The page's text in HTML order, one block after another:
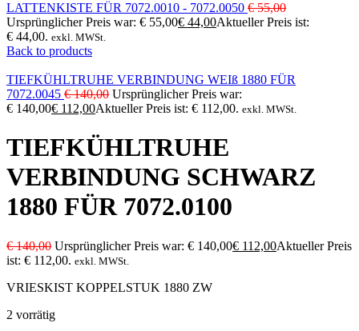
LATTENKISTE FÜR 7072.0010 - 7072.0050 €55,00
Ursprünglicher Preis war: € 55,00€ 44,00Aktueller Preis ist:
€ 44,00. exkl. MWSt.
Back to products
TIEFKÜHLTRUHE VERBINDUNG WEIß 1880 FÜR
7072.0045 €140,00 Ursprünglicher Preis war:
€ 140,00€ 112,00Aktueller Preis ist: € 112,00. exkl. MWSt.
TIEFKÜHLTRUHE
VERBINDUNG SCHWARZ
1880 FÜR 7072.0100
€140,00 Ursprünglicher Preis war: € 140,00€ 112,00Aktueller Preis
ist: € 112,00. exkl. MWSt.
VRIESKIST KOPPELSTUK 1880 ZW
2 vorrätig